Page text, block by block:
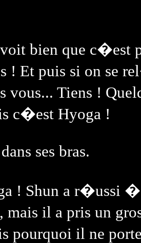
bien que c�est
! Et puis si on se
vous... Tiens !
c�est Hyoga !
ses bras.
! Shun a r�ussi
mais il a pris un
pourquoi il ne